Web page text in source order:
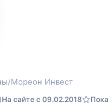
/Мореон Инвест
На сайте с 09.02.2018 Пока